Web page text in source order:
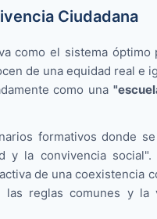
Ciudadana
como el sistema
de una equidad real e
como una
formativos donde
y la convivencia
de una coexistencia
las reglas comunes y